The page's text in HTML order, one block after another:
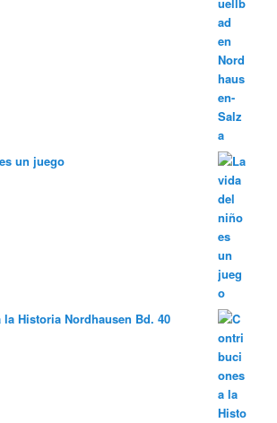
un juego
Historia Nordhausen Bd. 40